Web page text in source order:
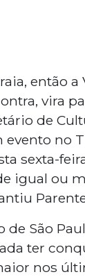
então a
vira
de
evento no
sexta-
igual ou
de São
ter
nos